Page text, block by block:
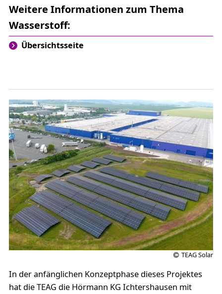
Weitere Informationen zum Thema
Wasserstoff:
Übersichtsseite
TEAG Solar
In der anfänglichen Konzeptphase dieses Projektes
hat die TEAG die Hörmann KG Ichtershausen mit